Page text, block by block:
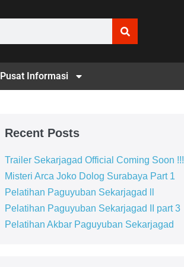
Pusat Informasi
Recent Posts
Trailer Sekarjagad Official Coming Soon !!!
Misteri Arca Joko Dolog Surabaya Part 1
Pelatihan Paguyuban Sekarjagad ll
Pelatihan Paguyuban Sekarjagad II part 3
Pelatihan Akbar Paguyuban Sekarjagad